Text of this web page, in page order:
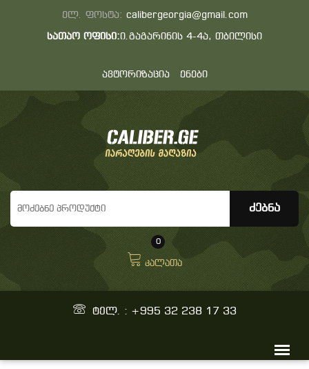
ელ. ფოსტა: calibergeorgia@gmail.com
სათაო ოფისი:ი.გაგარინის 4-4ა, თბილისი
ავტორიზაცია ენები
0
კალათა
ტელ. : +995 32 238 17 33